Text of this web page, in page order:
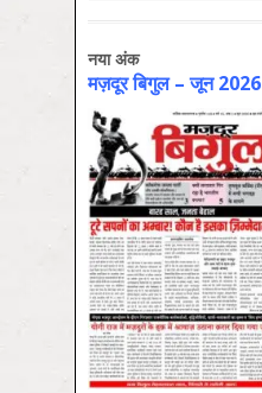
नया अंक
मज़दूर बिगुल – जून 2026